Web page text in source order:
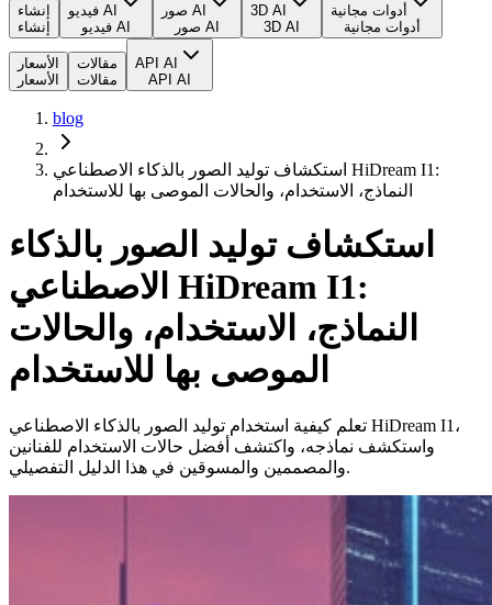
إنشاء
إنشاء
فيديو AI
فيديو AI
صور AI
صور AI
3D AI
3D AI
أدوات مجانية
أدوات مجانية
الأسعار
الأسعار
مقالات
مقالات
API AI
API AI
blog
استكشاف توليد الصور بالذكاء الاصطناعي HiDream I1:
النماذج، الاستخدام، والحالات الموصى بها للاستخدام
استكشاف توليد الصور بالذكاء
الاصطناعي HiDream I1:
النماذج، الاستخدام، والحالات
الموصى بها للاستخدام
تعلم كيفية استخدام توليد الصور بالذكاء الاصطناعي HiDream I1،
واستكشف نماذجه، واكتشف أفضل حالات الاستخدام للفنانين
والمصممين والمسوقين في هذا الدليل التفصيلي.